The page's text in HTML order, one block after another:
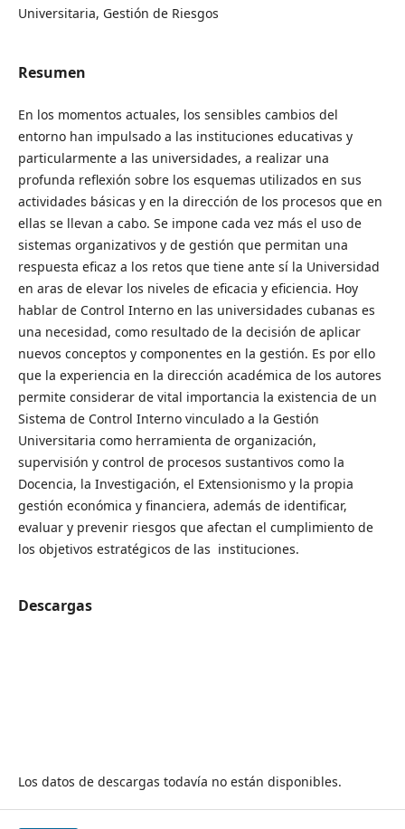
Universitaria, Gestión de Riesgos
Resumen
En los momentos actuales, los sensibles cambios del
entorno han impulsado a las instituciones educativas y
particularmente a las universidades, a realizar una
profunda reflexión sobre los esquemas utilizados en sus
actividades básicas y en la dirección de los procesos que en
ellas se llevan a cabo. Se impone cada vez más el uso de
sistemas organizativos y de gestión que permitan una
respuesta eficaz a los retos que tiene ante sí la Universidad
en aras de elevar los niveles de eficacia y eficiencia. Hoy
hablar de Control Interno en las universidades cubanas es
una necesidad, como resultado de la decisión de aplicar
nuevos conceptos y componentes en la gestión. Es por ello
que la experiencia en la dirección académica de los autores
permite considerar de vital importancia la existencia de un
Sistema de Control Interno vinculado a la Gestión
Universitaria como herramienta de organización,
supervisión y control de procesos sustantivos como la
Docencia, la Investigación, el Extensionismo y la propia
gestión económica y financiera, además de identificar,
evaluar y prevenir riesgos que afectan el cumplimiento de
los objetivos estratégicos de las instituciones.
Descargas
Los datos de descargas todavía no están disponibles.